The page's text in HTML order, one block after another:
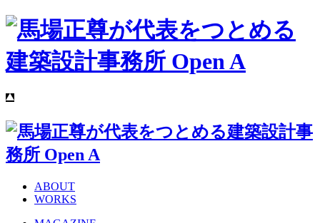
ABOUT
WORKS